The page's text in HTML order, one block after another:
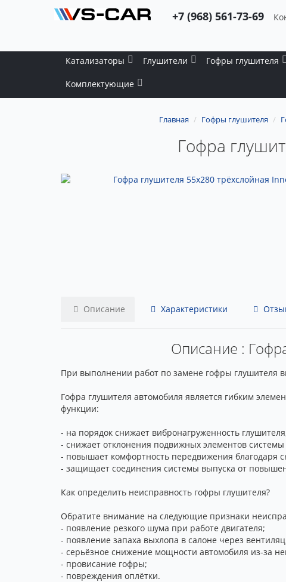
+7 (968) 561-73-69
Катализаторы Глушители Гофры глушителя
Комплектующие
Главная Гофры глушителя
Гофра
Описание Характеристики
Описание :
При выполнении работ по замене гофры глушителя
Гофра глушителя автомобиля является гибким
функции:
- на порядок снижает вибронагруженность
- снижает отклонения подвижных элементов системы
- повышает комфортность передвижения благодаря
- защищает соединения системы выпуска от
Как определить неисправность гофры глушителя?
Обратите внимание на следующие признаки
- появление резкого шума при работе двигателя;
- появление запаха выхлопа в салоне через
- серьёзное снижение мощности автомобиля из-за
- провисание гофры;
- повреждения оплётки.